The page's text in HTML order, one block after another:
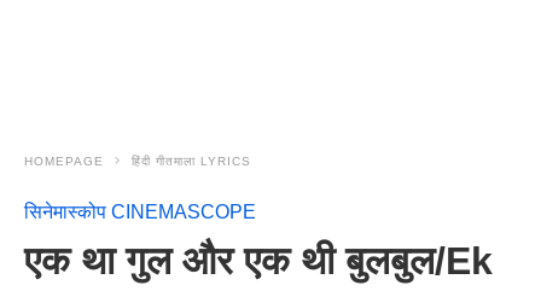
HOMEPAGE हिंदी गीतमाला LYRICS
सिनेमास्कोप CINEMASCOPE
एक था गुल और एक थी बुलबुल/Ek